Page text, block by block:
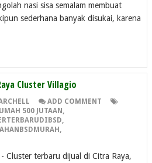
nasi sisa semalam membuat
sederhana banyak disukai, karena
Cluster Villagio
ADD COMMENT
500 JUTAAN
Cluster terbaru dijual di Citra Raya,